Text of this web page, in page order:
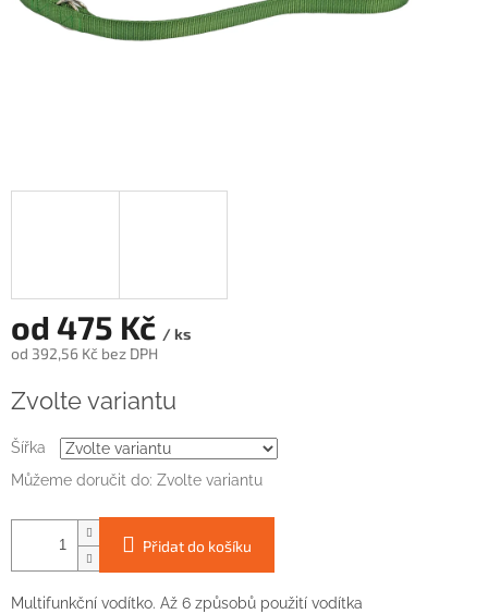
od 475 Kč / ks
od 392,56 Kč bez DPH
cena:
Zvolte variantu
Šířka
Můžeme doručit do: Zvolte variantu
Přidat do košíku
Multifunkční vodítko. Až 6 způsobů použití vodítka